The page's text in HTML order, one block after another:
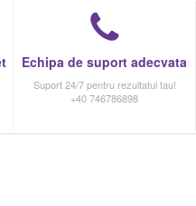
Echipa de suport adecvata
Suport 24/7 pentru rezultatul tau!
+40 746786898